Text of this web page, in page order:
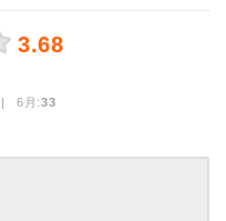
3.68
6月:33